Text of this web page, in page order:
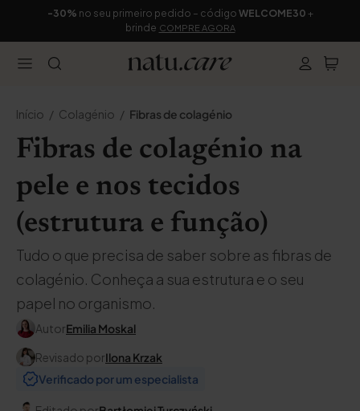
-30% no seu primeiro pedido – código WELCOME30 +
brinde COMPRE AGORA
Início Colagénio Fibras de colagénio
Fibras de colagénio na
pele e nos tecidos
(estrutura e função)
Tudo o que precisa de saber sobre as fibras de
colagénio. Conheça a sua estrutura e o seu
papel no organismo.
AutorEmilia Moskal
Revisado porIlona Krzak
Verificado por um especialista